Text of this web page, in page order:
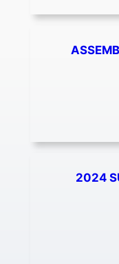
2024